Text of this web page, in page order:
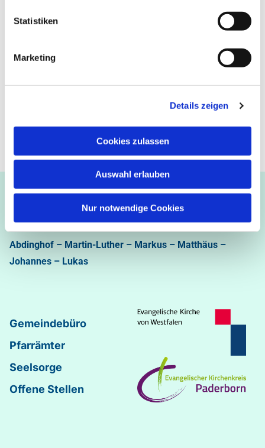
Statistiken
Marketing
Details zeigen
Cookies zulassen
Auswahl erlauben
Nur notwendige Cookies
Ev.-luth. Kirchengemeinde Paderborn
Bastfelder Weg 30 - 33098 Paderborn
05251/5002-32 und 5002-33
Abdinghof – Martin-Luther – Markus – Matthäus –
Johannes – Lukas
Gemeindebüro
Pfarrämter
Seelsorge
Offene Stellen